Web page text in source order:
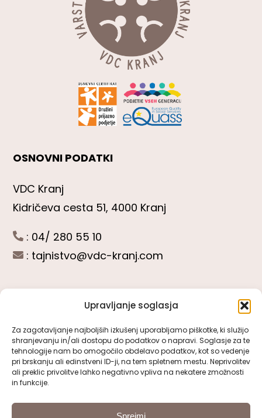
Upravljanje soglasja
Za zagotavljanje najboljših izkušenj uporabljamo piškotke, ki služijo
shranjevanju in/ali dostopu do podatkov o napravi. Soglasje za te
tehnologije nam bo omogočilo obdelavo podatkov, kot so vedenje
pri brskanju ali edinstveni ID-ji, na tem spletnem mestu. Neprivolitev
ali preklic privolitve lahko negativno vpliva na nekatere zmožnosti
in funkcije.
Sprejmi
OSNOVNI PODATKI
VDC Kranj
Kidričeva cesta 51, 4000 Kranj
: 04/ 280 55 10
: tajnistvo@vdc-kranj.com
Toggle
Navigation
Predstavitev VDC Kranj
SLEDITE NAM